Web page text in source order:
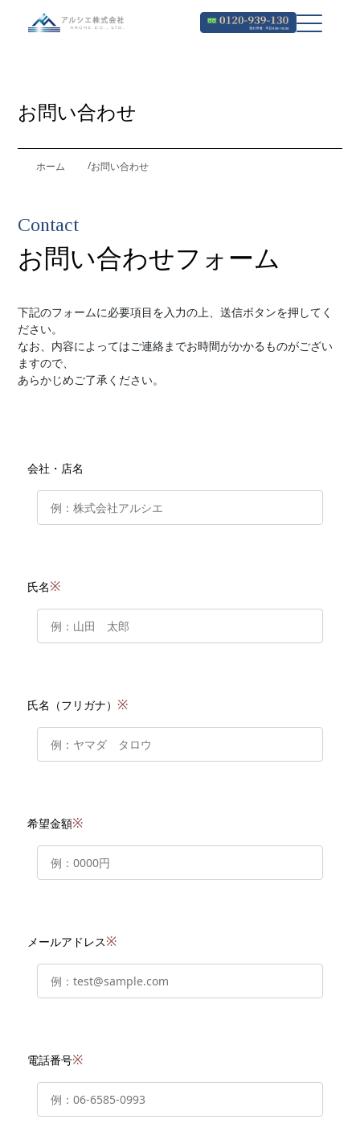
お問い合わせ
ホーム お問い合わせ
Contact
お問い合わせフォーム
下記のフォームに必要項目を入力の上、送信ボタンを押してく
ださい。
なお、内容によってはご連絡までお時間がかかるものがござい
ますので、
あらかじめご了承ください。
会社・店名
氏名※
氏名（フリガナ） ※
希望金額※
メールアドレス※
電話番号※